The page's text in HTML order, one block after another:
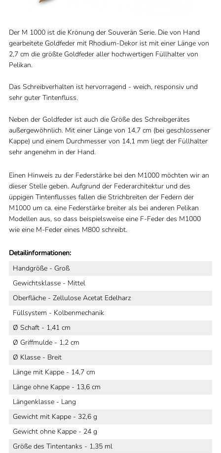
Der M 1000 ist die Krönung der Souverän Serie. Die von Hand
gearbeitete Goldfeder mit Rhodium-Dekor ist mit einer Länge von
2,7 cm die größte Goldfeder aller hochwertigen Füllhalter von
Pelikan.
Das Schreibverhalten ist hervorragend - weich, responsiv und
sehr guter Tintenfluss.
Neben der Goldfeder ist auch die Größe des Schreibgerätes
außergewöhnlich. Mit einer Länge von 14,7 cm (bei geschlossener
Kappe) und einem Durchmesser von 14,1 mm liegt der Füllhalter
sehr angenehm in der Hand.
Einen Hinweis zu der Federstärke bei den M1000 möchten wir an
dieser Stelle geben. Aufgrund der Federarchitektur und des
üppigen Tintenflusses fallen die Strichbreiten der Federn der
M1000 um ca. eine Federstärke breiter als bei anderen Pelikan
Modellen aus, so dass beispielsweise eine F-Feder des M1000
wie eine M-Feder eines M800 schreibt.
Detailinformationen:
Handgröße - Groß
Gewichtsklasse - Mittel
Oberfläche - Zellulose Acetat Edelharz
Füllsystem - Kolbenmechanik
Ø Schaft - 1,41 cm
Ø Griffmulde - 1,2 cm
Ø Klasse - Breit
Länge mit Kappe - 14,7 cm
Länge ohne Kappe - 13,6 cm
Längenklasse - Lang
Gewicht mit Kappe - 32,6 g
Gewicht ohne Kappe - 24 g
Größe des Tintentanks - 1,35 ml